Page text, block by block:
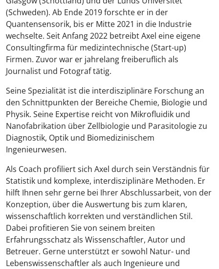
(Schweden). Ab Ende 2019 forschte er in der
Quantensensorik, bis er Mitte 2021 in die Industrie
wechselte. Seit Anfang 2022 betreibt Axel eine eigene
Consultingfirma für medizintechnische (Start-up)
Firmen. Zuvor war er jahrelang freiberuflich als
Journalist und Fotograf tätig.
Seine Spezialität ist die interdisziplinäre Forschung an
den Schnittpunkten der Bereiche Chemie, Biologie und
Physik. Seine Expertise reicht von Mikrofluidik und
Nanofabrikation über Zellbiologie und Parasitologie zu
Diagnostik, Optik und Biomedizinischem
Ingenieurwesen.
Als Coach profiliert sich Axel durch sein Verständnis für
Statistik und komplexe, interdisziplinäre Methoden. Er
hilft Ihnen sehr gerne bei Ihrer Abschlussarbeit, von der
Konzeption, über die Auswertung bis zum klaren,
wissenschaftlich korrekten und verständlichen Stil.
Dabei profitieren Sie von seinem breiten
Erfahrungsschatz als Wissenschaftler, Autor und
Betreuer. Gerne unterstützt er sowohl Natur- und
Lebenswissenschaftler als auch Ingenieure und